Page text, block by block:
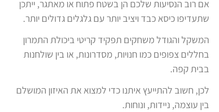
אם רוב הנסיעות שלכם הן בשטח פתוח או מאתגר, ייתכן
שתעדיפו כיסא כבד ויציב יותר עם גלגלים גדולים יותר.
המשקל והגודל משחקים תפקיד קריטי ביכולת התמרון
בחללים צפופים כמו חנויות, מסדרונות, או בין שולחנות
בבית קפה.
לכן, חשוב להתייעץ איתנו כדי למצוא את האיזון המושלם
בין עוצמה, ניידות, ונוחות.